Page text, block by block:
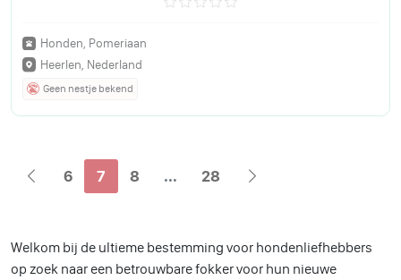
Honden, Pomeriaan
Heerlen, Nederland
Geen nestje bekend
6 7 8 ... 28
Welkom bij de ultieme bestemming voor hondenliefhebbers
op zoek naar een betrouwbare fokker voor hun nieuwe